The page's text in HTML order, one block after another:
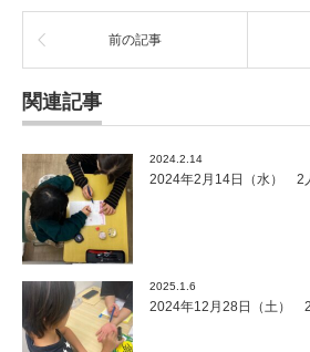
前の記事
関連記事
2024.2.14
2024年2月14日（水） 2
2025.1.6
2024年12月28日（土）